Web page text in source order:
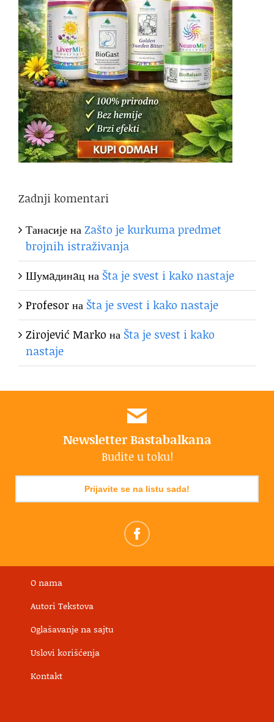
Zadnji komentari
ТанасијенаZašto je kurkuma predmet
brojnih istraživanja
Шумaдинaцна Šta je svest i kako nastaje
Profesorна Šta je svest i kako nastaje
Zirojević Marko на Šta je svest i kako
nastaje
Newsletter Bastabalkana
Budite u toku!
Prijavite se na listu sada!
O nama
Autori Tekstova
Oglašavanje na sajtu
Uslovi korišćenja
Kontakt